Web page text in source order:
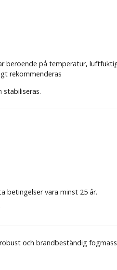
beroende på temperatur,
rekommenderas
betingelser vara minst 25 år.
och brandbeständig